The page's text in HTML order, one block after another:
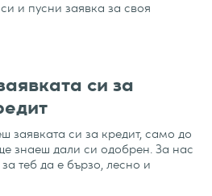
и пусни заявка за своя
си за
заявката си за кредит, само до
знаеш дали си одобрен. За нас
теб да е бързо, лесно и